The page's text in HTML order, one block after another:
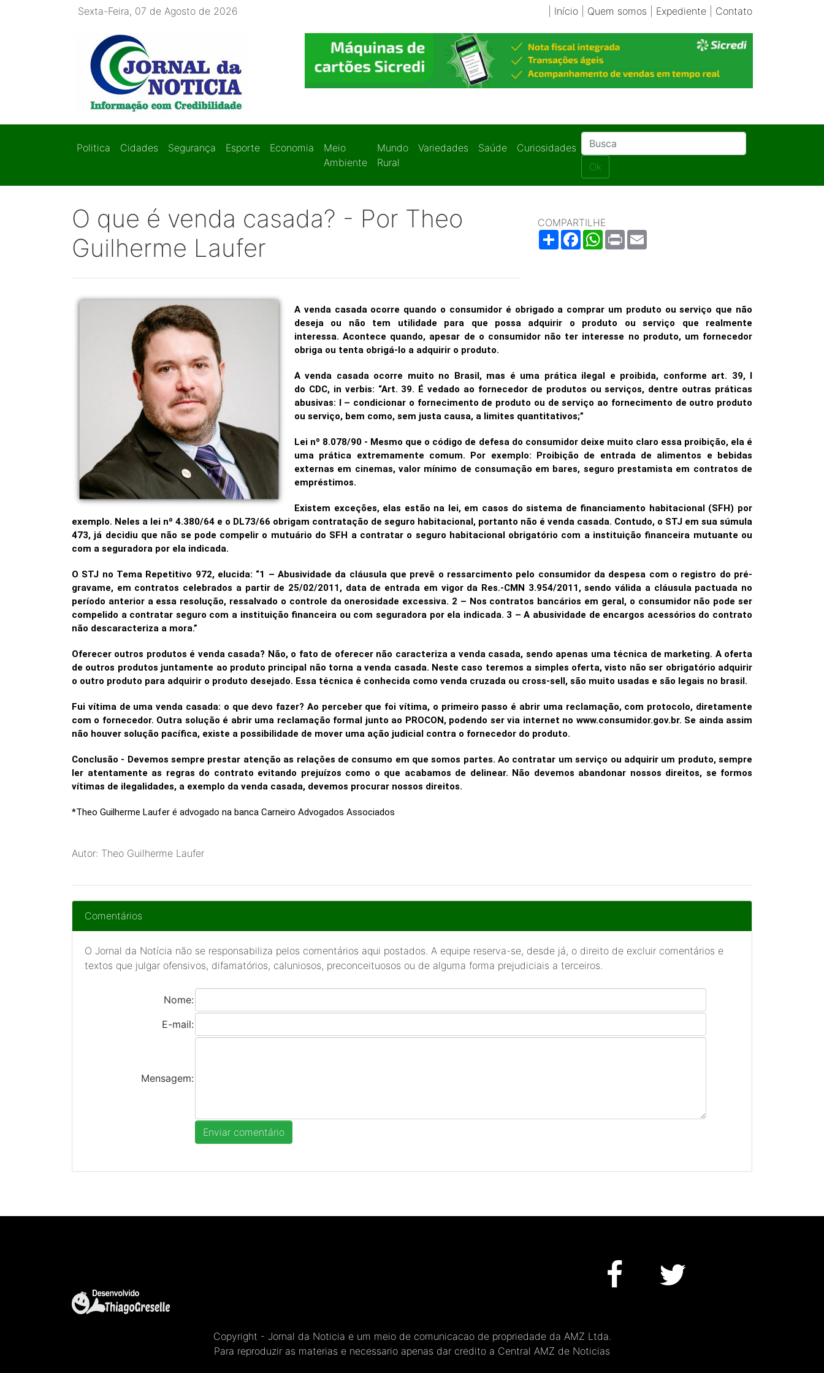
Sexta-Feira, 07 de Agosto de 2026 Início| Quem somos Expediente| Contato
Politica Cidades Segurança Esporte Economia
Meio
Ambiente
Mundo
Rural
Variedades Saúde
Curiosidades
Ok
O que é venda casada? - Por Theo
Guilherme Laufer
COMPARTILHE
ShareFacebookWhatsApp
Print
A venda casada ocorre quando o consumidor é obrigado a comprar um produto ou serviço que não
deseja ou não tem utilidade para que possa adquirir o produto ou serviço que realmente
interessa. Acontece quando, apesar de o consumidor não ter interesse no produto, um fornecedor
obriga ou tenta obrigá-lo a adquirir o produto.
A venda casada ocorre muito no Brasil, mas é uma prática ilegal e proibida, conforme art. 39, I
do CDC, in verbis: “Art. 39. É vedado ao fornecedor de produtos ou serviços, dentre outras práticas
abusivas: I – condicionar o fornecimento de produto ou de serviço ao fornecimento de outro produto
ou serviço, bem como, sem justa causa, a limites quantitativos;”
Lei nº 8.078/90 - Mesmo que o código de defesa do consumidor deixe muito claro essa proibição, ela é
uma prática extremamente comum. Por exemplo: Proibição de entrada de alimentos e bebidas
externas em cinemas, valor mínimo de consumação em bares, seguro prestamista em contratos de
empréstimos.
Existem exceções, elas estão na lei, em casos do sistema de financiamento habitacional (SFH) por
exemplo. Neles a lei nº 4.380/64 e o DL73/66 obrigam contratação de seguro habitacional, portanto não é venda casada. Contudo, o STJ em sua súmula
473, já decidiu que não se pode compelir o mutuário do SFH a contratar o seguro habitacional obrigatório com a instituição financeira mutuante ou
com a seguradora por ela indicada.
O STJ no Tema Repetitivo 972, elucida: “1 – Abusividade da cláusula que prevê o ressarcimento pelo consumidor da despesa com o registro do pré-
gravame, em contratos celebrados a partir de 25/02/2011, data de entrada em vigor da Res.-CMN 3.954/2011, sendo válida a cláusula pactuada no
período anterior a essa resolução, ressalvado o controle da onerosidade excessiva. 2 – Nos contratos bancários em geral, o consumidor não pode ser
compelido a contratar seguro com a instituição financeira ou com seguradora por ela indicada. 3 – A abusividade de encargos acessórios do contrato
não descaracteriza a mora.”
Oferecer outros produtos é venda casada? Não, o fato de oferecer não caracteriza a venda casada, sendo apenas uma técnica de marketing. A oferta
de outros produtos juntamente ao produto principal não torna a venda casada. Neste caso teremos a simples oferta, visto não ser obrigatório adquirir
o outro produto para adquirir o produto desejado. Essa técnica é conhecida como venda cruzada ou cross-sell, são muito usadas e são legais no brasil.
Fui vítima de uma venda casada: o que devo fazer? Ao perceber que foi vítima, o primeiro passo é abrir uma reclamação, com protocolo, diretamente
com o fornecedor. Outra solução é abrir uma reclamação formal junto ao PROCON, podendo ser via internet no www.consumidor.gov.br. Se ainda assim
não houver solução pacífica, existe a possibilidade de mover uma ação judicial contra o fornecedor do produto.
Conclusão - Devemos sempre prestar atenção as relações de consumo em que somos partes. Ao contratar um serviço ou adquirir um produto, sempre
ler atentamente as regras do contrato evitando prejuízos como o que acabamos de delinear. Não devemos abandonar nossos direitos, se formos
vítimas de ilegalidades, a exemplo da venda casada, devemos procurar nossos direitos.
*Theo Guilherme Laufer é advogado na banca Carneiro Advogados Associados
Autor: Theo Guilherme Laufer
Comentários
O Jornal da Notícia não se responsabiliza pelos comentários aqui postados. A equipe reserva-se, desde já, o direito de excluir comentários e
textos que julgar ofensivos, difamatórios, caluniosos, preconceituosos ou de alguma forma prejudiciais a terceiros.
Nome:
E-mail:
Mensagem:
Copyright - Jornal da Noticia e um meio de comunicacao de propriedade da AMZ Ltda.
Para reproduzir as materias e necessario apenas dar credito a Central AMZ de Noticias